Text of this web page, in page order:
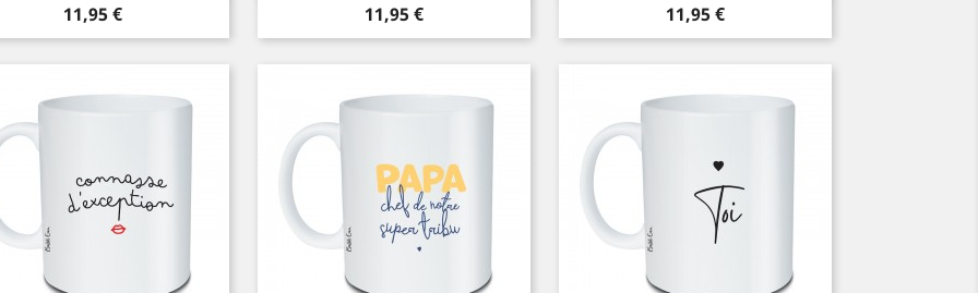
Prix
11,95 € Prix
11,95 € Prix
11,95 €